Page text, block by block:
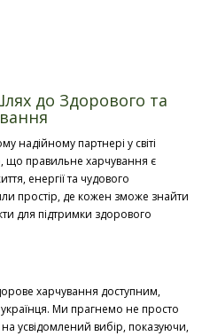
до Здорового та
надійному партнері у світі
що правильне харчування є
енергії та чудового
простір, де кожен зможе знайти
для підтримки здорового
харчування доступним,
Ми прагнемо не просто
усвідомлений вибір, показуючи,